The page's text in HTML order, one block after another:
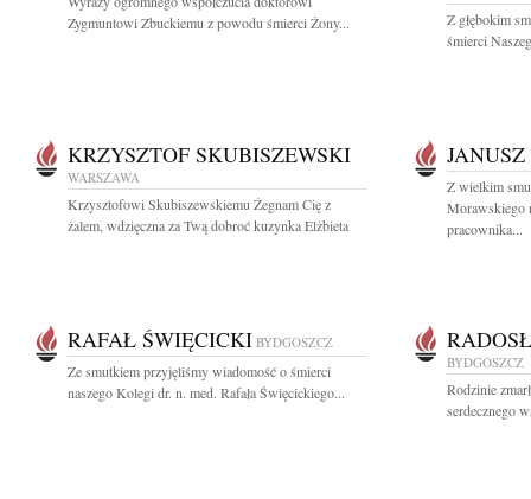
Zygmuntowi Zbuckiemu z powodu śmierci Żony...
Z głębokim
śmierci
KRZYSZTOF SKUBISZEWSKI
WARSZAWA
Krzysztofowi Skubiszewskiemu Żegnam Cię z
żalem, wdzięczna za Twą dobroć kuzynka Elżbieta
Z wielkim
Morawskiego
pracownika...
RAFAŁ ŚWIĘCICKI BYDGOSZCZ
Ze smutkiem przyjęliśmy wiadomość o śmierci
naszego Kolegi dr. n. med. Rafała Święcickiego...
BYDGOSZCZ
Rodzinie
serdecznego